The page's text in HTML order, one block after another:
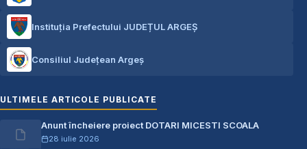
Instituția Prefectului JUDEȚUL ARGEȘ
Consiliul Județean Argeș
ULTIMELE ARTICOLE PUBLICATE
Anunt încheiere proiect DOTARI MICESTI SCOALA
28 iulie 2026